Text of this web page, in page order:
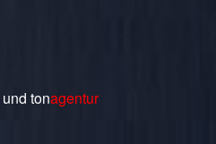
undtonagentur